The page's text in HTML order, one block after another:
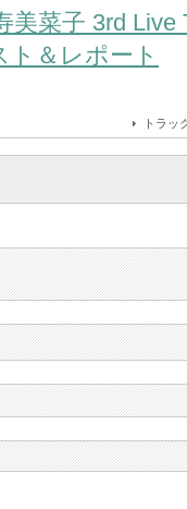
菜子 3rd Live
＆レポート
トラ